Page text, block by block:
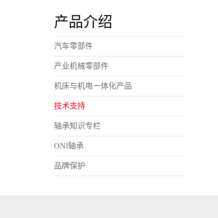
产品介绍
汽车零部件
产业机械零部件
机床与机电一体化产品
技术支持
轴承知识专栏
ONI轴承
品牌保护